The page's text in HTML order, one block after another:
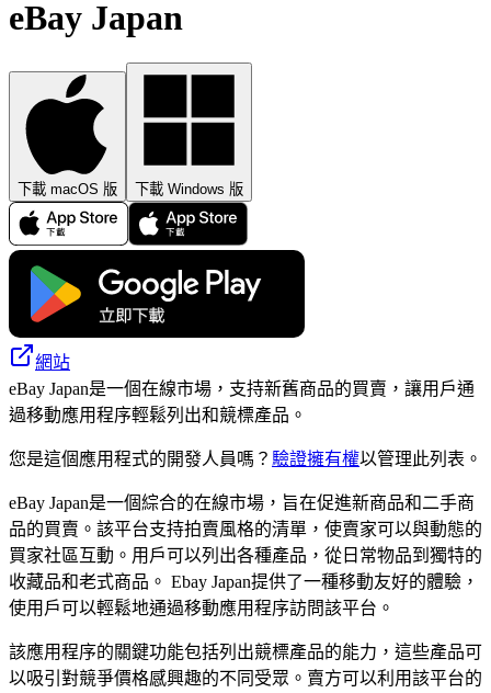
eBay Japan
下載 macOS 版 下載 Windows 版
網站
eBay Japan是一個在線市場，支持新舊商品的買賣，讓用戶通
過移動應用程序輕鬆列出和競標產品。
您是這個應用程式的開發人員嗎？ 驗證擁有權以管理此列表。
eBay Japan是一個綜合的在線市場，旨在促進新商品和二手商
品的買賣。該平台支持拍賣風格的清單，使賣家可以與動態的
買家社區互動。用戶可以列出各種產品，從日常物品到獨特的
收藏品和老式商品。 Ebay Japan提供了一種移動友好的體驗，
使用戶可以輕鬆地通過移動應用程序訪問該平台。
該應用程序的關鍵功能包括列出競標產品的能力，這些產品可
以吸引對競爭價格感興趣的不同受眾。賣方可以利用該平台的